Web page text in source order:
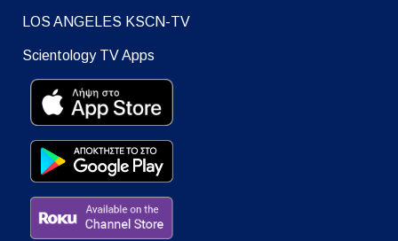
LOS ANGELES KSCN-TV
Scientology TV Apps